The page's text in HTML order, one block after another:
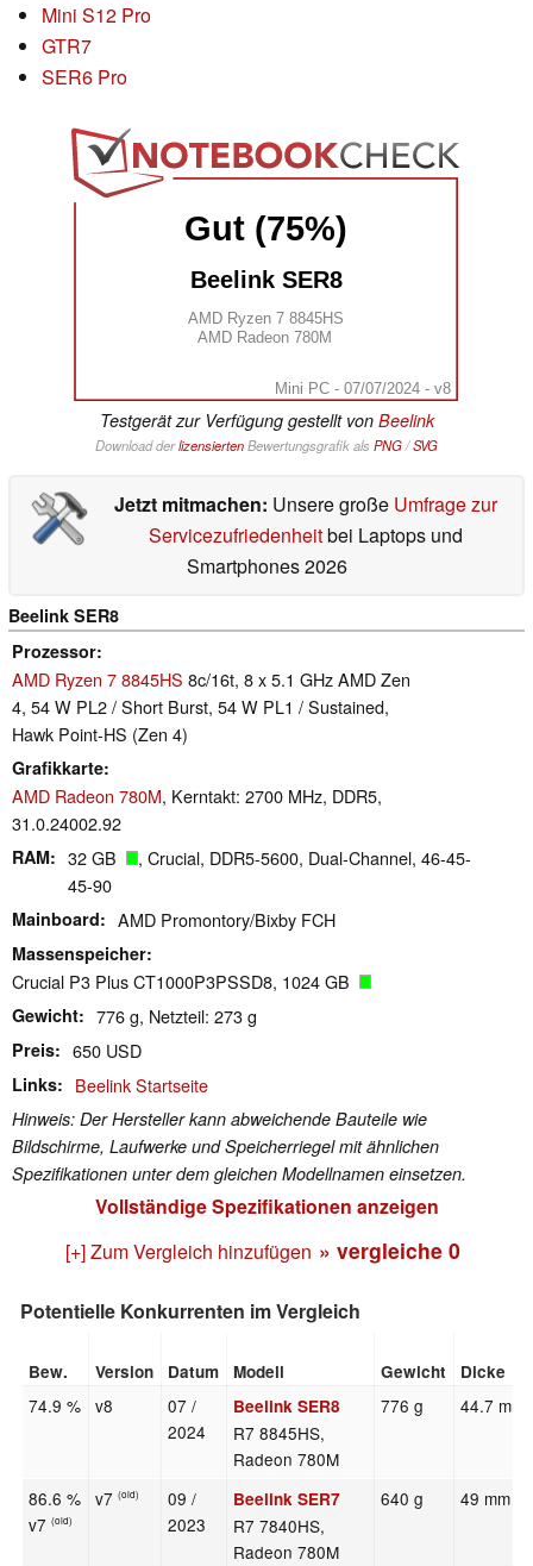
Mini S12 Pro
GTR7
SER6 Pro
Gut (75%)
Beelink SER8
AMD Ryzen 7 8845HS
AMD Radeon 780M
Mini PC - 07/07/2024 - v8
Testgerät zur Verfügung gestellt von Beelink
Download derlizensiertenBewertungsgrafik als PNG/SVG
Jetzt mitmachen: Unsere große Umfrage zur
Servicezufriedenheitbei Laptops und
Smartphones 2026
Beelink SER8
Prozessor
AMD Ryzen 7 8845HS 8c/16t, 8 x 5.1 GHz AMD Zen
4, 54 W PL2 / Short Burst, 54 W PL1 / Sustained,
Hawk Point-HS (Zen 4)
Grafikkarte
AMD Radeon 780M, Kerntakt: 2700 MHz, DDR5,
31.0.24002.92
RAM 32 GB
, Crucial, DDR5-5600, Dual-Channel, 46-45-
45-90
Mainboard AMD Promontory/Bixby FCH
Massenspeicher
Crucial P3 Plus CT1000P3PSSD8, 1024 GB
Gewicht 776 g, Netzteil: 273 g
Preis 650 USD
Links Beelink Startseite
Hinweis: Der Hersteller kann abweichende Bauteile wie
Bildschirme, Laufwerke und Speicherriegel mit ähnlichen
Spezifikationen unter dem gleichen Modellnamen einsetzen.
Vollständige Spezifikationen anzeigen
[+] Zum Vergleich hinzufügen » vergleiche 0
Potentielle Konkurrenten im Vergleich
Bew. Version Datum Modell Gewicht Dicke
74.9 % v8
07 /
2024
Beelink SER8
R7 8845HS,
Radeon 780M
776 g 44.7 mm
86.6 %
v7(old)
v7(old)
09 /
2023
Beelink SER7
R7 7840HS,
Radeon 780M
640 g 49 mm